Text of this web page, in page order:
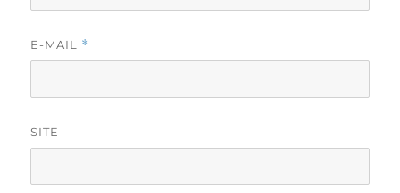
E-MAIL *
SITE